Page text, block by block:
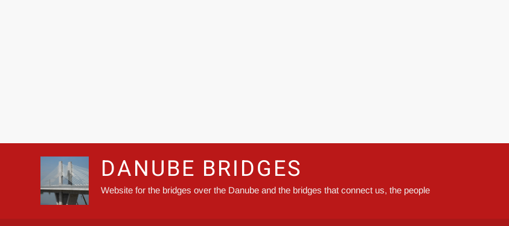
DANUBE BRIDGES
Website for the bridges over the Danube and the bridges that connect us, the people